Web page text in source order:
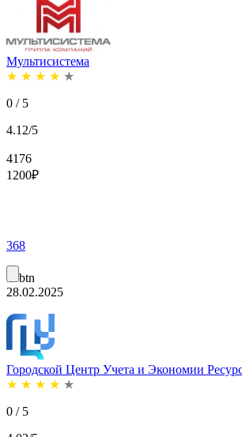
Мультисистема
★ ★ ★ ★ ★
0 / 5
4.12/5
4176
1200₽
368
btn
28.02.2025
Городской Центр Учета и Экономии
★ ★ ★ ★ ★
0 / 5